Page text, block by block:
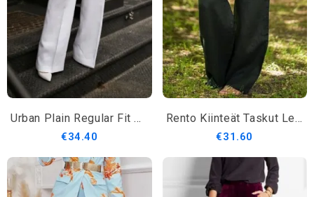
Urban Plain Regular Fit Muotihousut
€34.40
Rento Kiinteät Taskut Leveät Housut
€31.60